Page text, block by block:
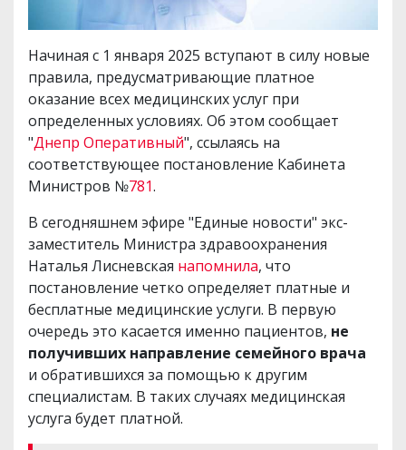
Начиная с 1 января 2025 вступают в силу новые
правила, предусматривающие платное
оказание всех медицинских услуг при
определенных условиях. Об этом сообщает
"Днепр Оперативный", ссылаясь на
соответствующее постановление Кабинета
Министров №781.
В сегодняшнем эфире "Единые новости" экс-
заместитель Министра здравоохранения
Наталья Лисневская напомнила, что
постановление четко определяет платные и
бесплатные медицинские услуги. В первую
очередь это касается именно пациентов, не
получивших направление семейного врача
и обратившихся за помощью к другим
специалистам. В таких случаях медицинская
услуга будет платной.